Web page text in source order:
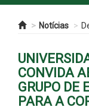
Notícias
CONVIDA
GRUPO DE
PARA A